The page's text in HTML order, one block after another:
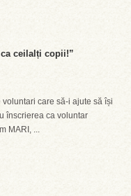
ceilalți copii!”
care să-i ajute să își
înscrierea ca voluntar
MARI, ...